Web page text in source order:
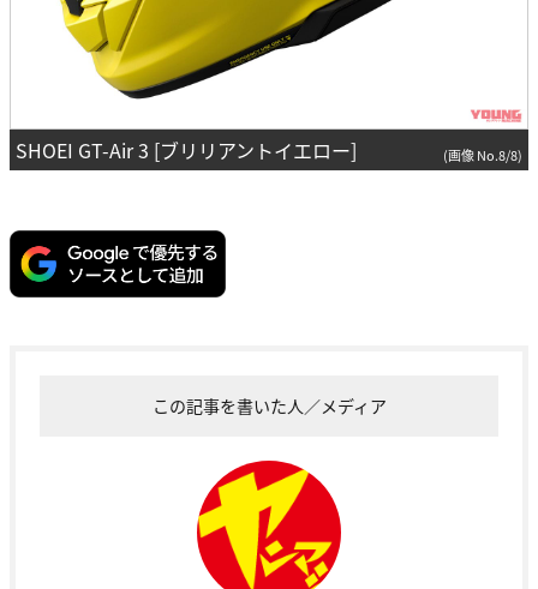
SHOEI GT-Air 3 [ブリリアントイエロー] (画像 No.8/8)
この記事を書いた人／メディア